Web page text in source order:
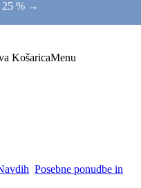
25 % →
KošaricaMenu
Posebne ponudbe in